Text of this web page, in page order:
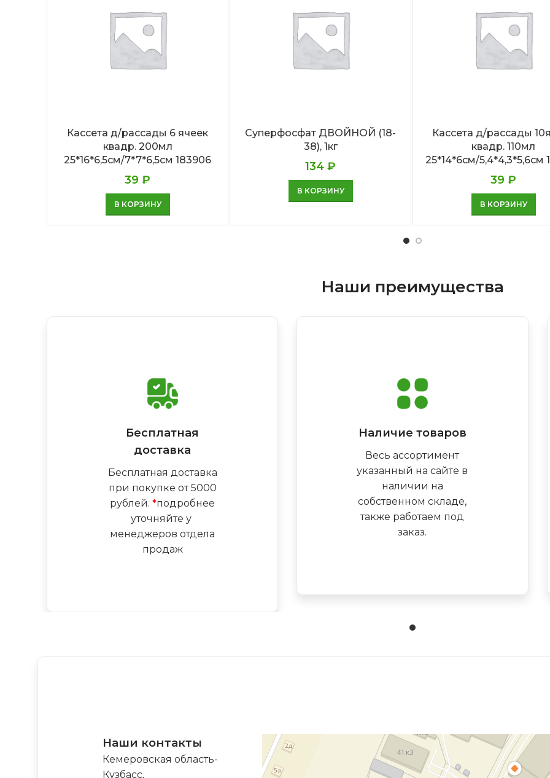
Кассета д/рассады 6 ячеек
квадр. 200мл
25*16*6,5см/7*7*6,5см 183906
39₽
В КОРЗИНУ
Суперфосфат ДВОЙНОЙ (18-
38), 1кг
134₽
В КОРЗИНУ
Кассета д/рассады
квадр. 110мл
25*14*6см/5,4*4,3*5,6см
39₽
В КОРЗИНУ
Наши преимущества
Бесплатная
доставка
Бесплатная доставка
при покупке от 5000
рублей.*подробнее
уточняйте у
менеджеров отдела
продаж
Наличие товаров
Весь ассортимент
указанный на сайте в
наличии на
собственном складе,
также работаем под
заказ.
Наши контакты
Кемеровская область-
Кузбасс,